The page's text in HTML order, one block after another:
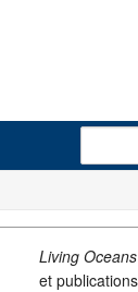
Living
et